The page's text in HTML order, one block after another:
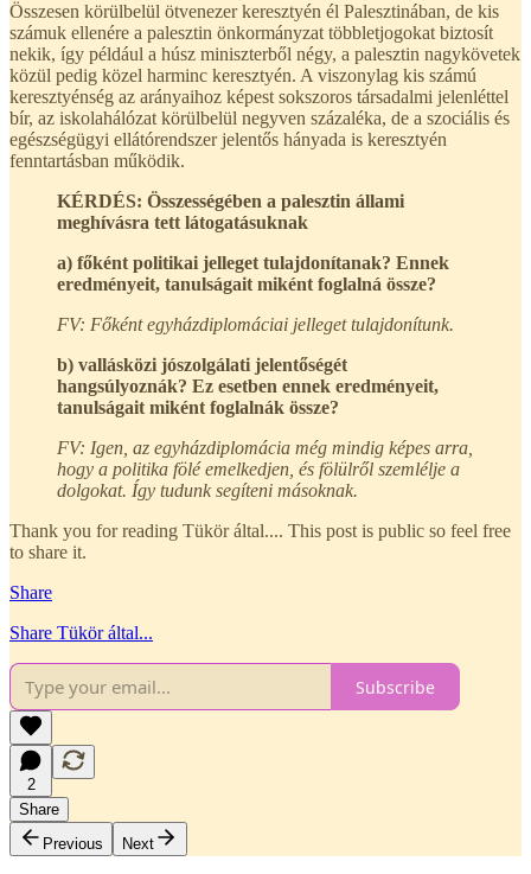
Összesen körülbelül ötvenezer keresztyén él Palesztinában, de kis
számuk ellenére a palesztin önkormányzat többletjogokat biztosít
nekik, így például a húsz miniszterből négy, a palesztin nagykövetek
közül pedig közel harminc keresztyén. A viszonylag kis számú
keresztyénség az arányaihoz képest sokszoros társadalmi jelenléttel
bír, az iskolahálózat körülbelül negyven százaléka, de a szociális és
egészségügyi ellátórendszer jelentős hányada is keresztyén
fenntartásban működik.
KÉRDÉS: Összességében a palesztin állami
meghívásra tett látogatásuknak
a) főként politikai jelleget tulajdonítanak? Ennek
eredményeit, tanulságait miként foglalná össze?
FV: Főként egyházdiplomáciai jelleget tulajdonítunk.
b) vallásközi jószolgálati jelentőségét
hangsúlyoznák? Ez esetben ennek eredményeit,
tanulságait miként foglalnák össze?
FV: Igen, az egyházdiplomácia még mindig képes arra,
hogy a politika fölé emelkedjen, és fölülről szemlélje a
dolgokat. Így tudunk segíteni másoknak.
Thank you for reading Tükör által.... This post is public so feel free
to share it.
Share
Share Tükör által...
Subscribe
2
Share
Previous
Next